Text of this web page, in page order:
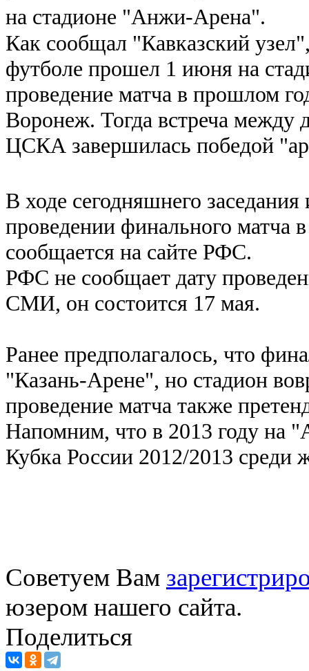
на стадионе "Анжи-Арена".
Как сообщал "Кавказский
футболе прошел 1 июня на
проведение матча в прошлом
Воронеж. Тогда встреча
ЦСКА завершилась победой
В ходе сегодняшнего
проведении финального матча
сообщается на сайте РФС.
РФС не сообщает дату
СМИ, он состоится 17 мая.
Ранее предполагалось, что
"Казань-Арене", но стадион
проведение матча также
Напомним, что в 2013 году на
Кубка России 2012/2013 среди
Советуем Вам
юзером нашего сайта.
Поделиться